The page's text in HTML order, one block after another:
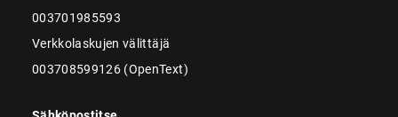
003701985593
Verkkolaskujen välittäjä
003708599126 (OpenText)